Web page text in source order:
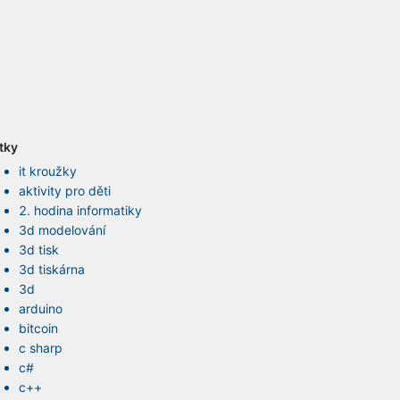
it kroužky
aktivity pro děti
2. hodina informatiky
3d modelování
3d tisk
3d tiskárna
3d
arduino
bitcoin
c sharp
c#
c++